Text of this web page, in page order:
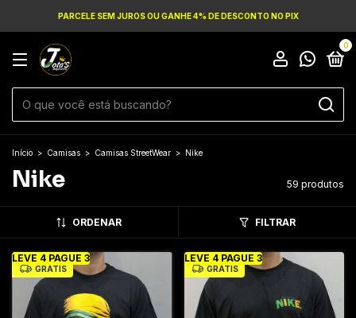
PARCELE SEM JUROS OU GANHE 4% DE DESCONTO NO PIX
0
Início > Camisas > Camisas StreetWear > Nike
Nike 59 produtos
ORDENAR FILTRAR
LEVE 4 PAGUE 3
GRÁTIS
LEVE 4 PAGUE 3
GRÁTIS